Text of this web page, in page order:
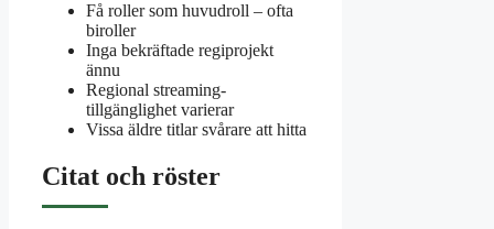
Få roller som huvudroll – ofta
biroller
Inga bekräftade regi­projekt
ännu
Regional streaming­
tillgänglighet varierar
Vissa äldre titlar svårare att hitta
Citat och röster